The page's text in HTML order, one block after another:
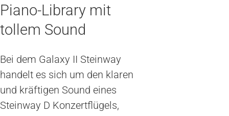
Piano-Library mit
tollem Sound
Bei dem Galaxy II Steinway
handelt es sich um den klaren
und kräftigen Sound eines
Steinway D Konzertflügels,